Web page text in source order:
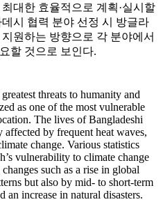
대한 효율적으로 계획·실시할
시 협력 분야 선정 시 방글라
원하는 방향으로 각 분야에서
할 것으로 보인다.
threats to humanity and
as one of the most vulnerable
The lives of Bangladeshi
by frequent heat waves,
change. Various statistics
vulnerability to climate change
such as a rise in global
but also by mid- to short-term
an increase in natural disasters.